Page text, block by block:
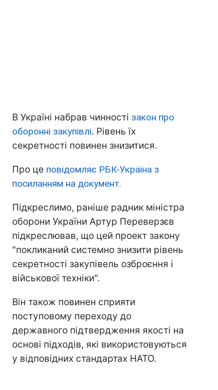
В Україні набрав чинності закон про
оборонні закупівлі. Рівень їх
секретності повинен знизитися.
Про це повідомляє РБК-Україна з
посиланням на документ.
Підкреслимо, раніше радник міністра
оборони України Артур Переверзєв
підкреслював, що цей проект закону
"покликаний системно знизити рівень
секретності закупівель озброєння і
військової техніки".
Він також повинен сприяти
поступовому переходу до
державного підтвердження якості на
основі підходів, які використовуються
у відповідних стандартах НАТО.